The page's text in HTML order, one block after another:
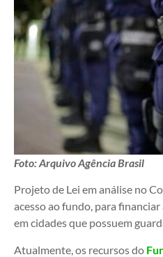
Foto: Arquivo Agência Brasil
Projeto de Lei em análise no
acesso ao fundo, para financiar
em cidades que possuem
Atualmente, os recursos do